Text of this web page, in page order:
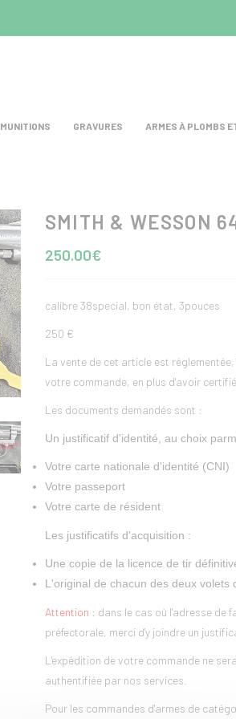
MUNITIONS GRAVURES ARMES À PLOMBS
SMITH & WESSON
250.00€
calibre 38special, bon état, 3pouces
250 €
La vente de cet article est
votre commande, en plus d'avoir
Les documents demandés sont :
Un justificatif d'identité, au choix
Votre carte nationale d'identité (CNI)
Votre passeport
Votre carte de résident
Les justificatifs d'acquisition :
Une copie de la licence de tir
L'original de chacun des deux volets
Attention : dans le cas où l'adresse de
préfectorale, merci d'y joindre un
L'expédition de votre commande ne
authentifiée par nos services.
Pour les commandes d'armes de